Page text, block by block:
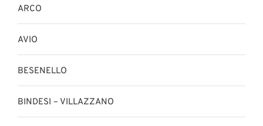
ARCO
AVIO
BESENELLO
BINDESI – VILLAZZANO